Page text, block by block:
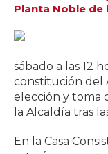
Planta Noble de
sábado a las 12
constitución del
elección y toma
la Alcaldía tras
En la Casa